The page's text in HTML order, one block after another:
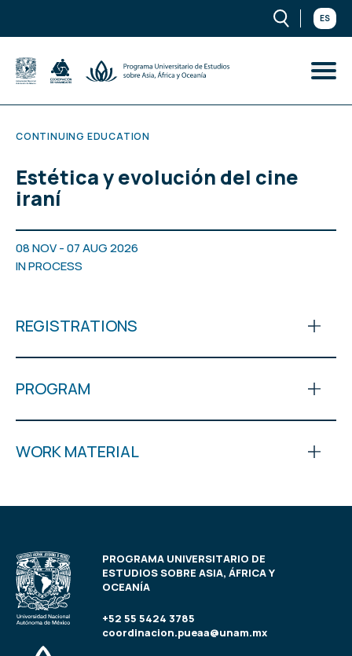
ES
CONTINUING EDUCATION
Estética y evolución del cine
iraní
08 NOV - 07 AUG 2026
IN PROCESS
REGISTRATIONS
PROGRAM
WORK MATERIAL
PROGRAMA UNIVERSITARIO DE
ESTUDIOS SOBRE ASIA, ÁFRICA Y
OCEANÍA
+52 55 5424 3785
coordinacion.pueaa@unam.mx